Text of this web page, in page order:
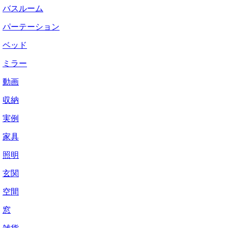
バスルーム
パーテーション
ベッド
ミラー
動画
収納
実例
家具
照明
玄関
空間
窓